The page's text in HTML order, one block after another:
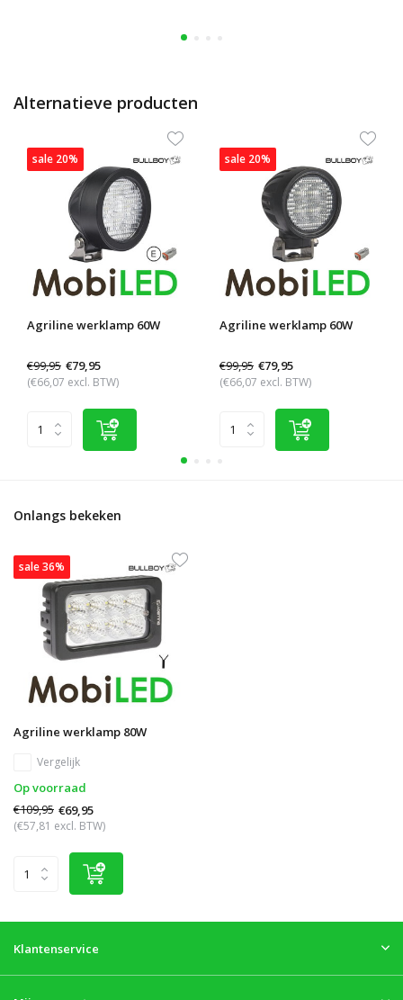
Alternatieve producten
sale 20%
Agriline werklamp 60W
€99,95 €79,95
(€66,07 excl. BTW)
sale 20%
Agriline werklamp 60W
€99,95 €79,95
(€66,07 excl. BTW)
Onlangs bekeken
sale 36%
Agriline werklamp 80W
Vergelijk
Op voorraad
€109,95 €69,95
(€57,81 excl. BTW)
Klantenservice